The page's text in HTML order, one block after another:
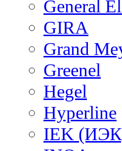
General
GIRA
Grand
Greenel
Hegel
Hyperline
IEK